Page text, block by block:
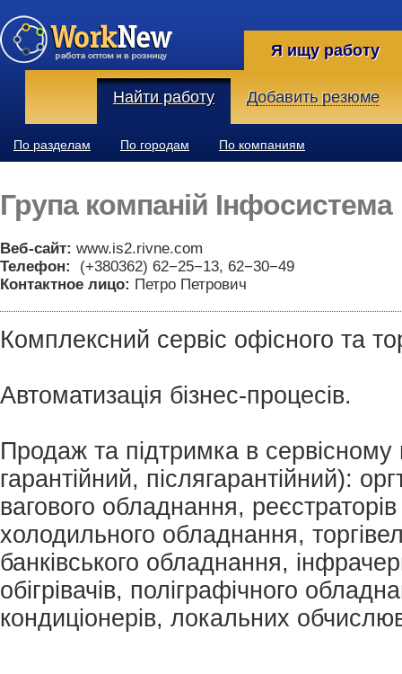
Я ищу работу
Найти работу Добавить резюме
По разделам По городам По компаниям
Група компаній Інфосистема
Веб-сайт: www.is2.rivne.com
Телефон: (+380362) 62−25−13, 62−30−49
Контактное лицо: Петро Петрович
Комплексний сервіс офісного та
Автоматизація бізнес-процесів.
Продаж та підтримка в сервісному
гарантійний, післягарантійний):
вагового обладнання,
холодильного обладнання,
банківського обладнання,
обігрівачів, поліграфічного
кондиціонерів, локальних